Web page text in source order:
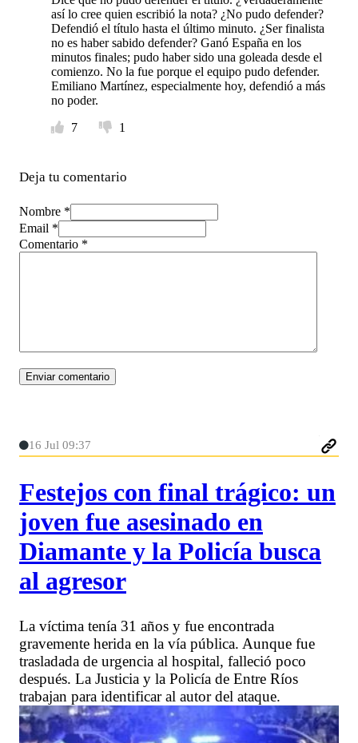
así lo cree quien escribió la nota? ¿No pudo defender?
Defendió el título hasta el último minuto. ¿Ser finalista
no es haber sabido defender? Ganó España en los
minutos finales; pudo haber sido una goleada desde el
comienzo. No la fue porque el equipo pudo defender.
Emiliano Martínez, especialmente hoy, defendió a más
no poder.
7
1
Deja tu comentario
Nombre *
Email *
Comentario *
16 Jul 09:37
Festejos con final trágico: un
joven fue asesinado en
Diamante y la Policía busca
al agresor
La víctima tenía 31 años y fue encontrada
gravemente herida en la vía pública. Aunque fue
trasladada de urgencia al hospital, falleció poco
después. La Justicia y la Policía de Entre Ríos
trabajan para identificar al autor del ataque.